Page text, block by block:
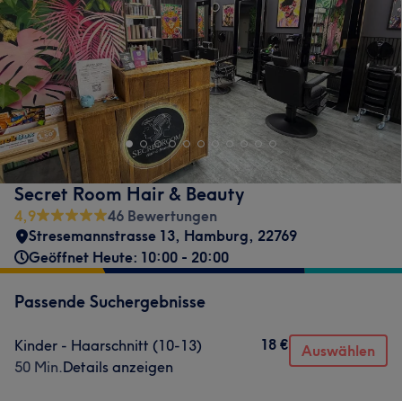
Secret Room Hair & Beauty
4,9
46 Bewertungen
Stresemannstrasse 13, Hamburg, 22769
Geöffnet Heute: 10:00 - 20:00
Passende Suchergebnisse
Kinder - Haarschnitt (10-13)
50 Min.Details anzeigen
18 € Auswählen